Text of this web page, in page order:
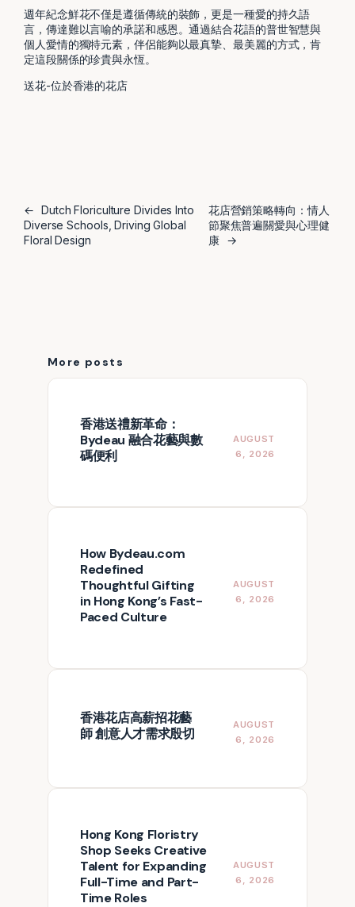
週年紀念鮮花不僅是遵循傳統的裝飾，更是一種愛的持久語
言，傳達難以言喻的承諾和感恩。通過結合花語的普世智慧與
個人愛情的獨特元素，伴侶能夠以最真摯、最美麗的方式，肯
定這段關係的珍貴與永恆。
送花-位於香港的花店
←
Dutch Floriculture Divides Into
Diverse Schools, Driving Global
Floral Design
花店營銷策略轉向：情人
節聚焦普遍關愛與心理健
康
→
More posts
香港送禮新革命：
Bydeau 融合花藝與數
碼便利
AUGUST
6, 2026
How Bydeau.com
Redefined
Thoughtful Gifting
in Hong Kong’s Fast-
Paced Culture
AUGUST
6, 2026
香港花店高薪招花藝
師 創意人才需求殷切
AUGUST
6, 2026
Hong Kong Floristry
Shop Seeks Creative
Talent for Expanding
Full-Time and Part-
Time Roles
AUGUST
6, 2026